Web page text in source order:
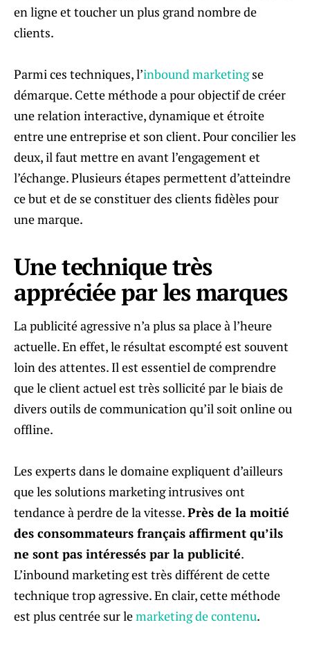
en ligne et toucher un plus grand nombre de
clients.
Parmi ces techniques, l’inbound marketingse
démarque. Cette méthode a pour objectif de créer
une relation interactive, dynamique et étroite
entre une entreprise et son client. Pour concilier les
deux, il faut mettre en avant l’engagement et
l’échange. Plusieurs étapes permettent d’atteindre
ce but et de se constituer des clients fidèles pour
une marque.
Une technique très
appréciée par les marques
La publicité agressive n’a plus sa place à l’heure
actuelle. En effet, le résultat escompté est souvent
loin des attentes. Il est essentiel de comprendre
que le client actuel est très sollicité par le biais de
divers outils de communication qu’il soit online ou
offline.
Les experts dans le domaine expliquent d’ailleurs
que les solutions marketing intrusives ont
tendance à perdre de la vitesse.Près de la moitié
des consommateurs français affirment qu’ils
ne sont pas intéressés par la publicité.
L’inbound marketing est très différent de cette
technique trop agressive. En clair, cette méthode
est plus centrée sur lemarketing de contenu.